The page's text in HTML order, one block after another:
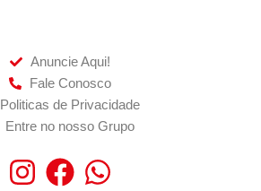
Anuncie Aqui!
Fale Conosco
Politicas de Privacidade
Entre no nosso Grupo